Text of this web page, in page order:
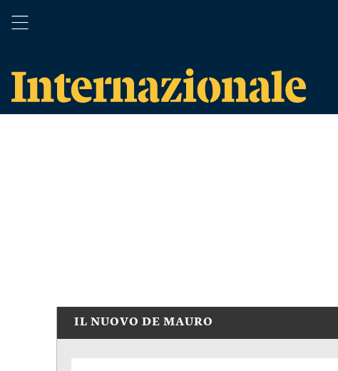
IL NUOVO DE MAURO